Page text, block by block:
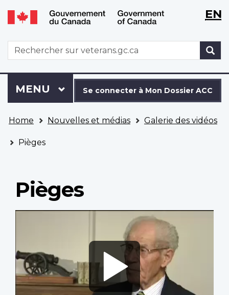
Aller
au
principal
Passer
à
version
HTML
simplifiée
WxT
WxTEN
WxT
Search
form
connecter
à
Dossier
ACC
Se connecter à Mon Dossier ACC
Menu
MENU PRINCIPAL
êtes
ici
Home Nouvelles et médias Galerie des vidéos
Pièges
Pièges